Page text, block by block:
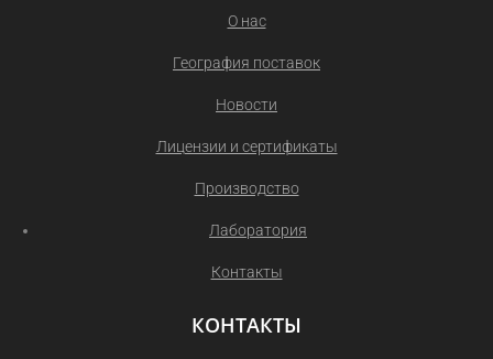
О нас
География поставок
Новости
Лицензии и сертификаты
Производство
Лаборатория
Контакты
КОНТАКТЫ